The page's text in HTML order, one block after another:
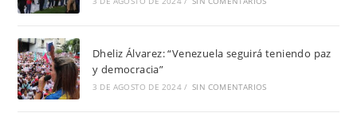
Dheliz Álvarez: “Venezuela seguirá teniendo paz
y democracia”
3 DE AGOSTO DE 2024 / SIN COMENTARIOS